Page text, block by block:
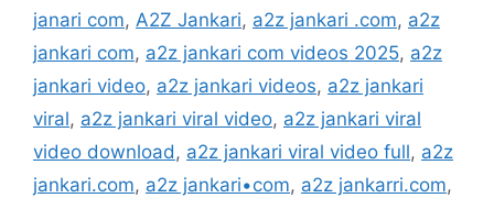
janari com, A2Z Jankari, a2z jankari .com, a2z
jankari com, a2z jankari com videos 2025, a2z
jankari video, a2z jankari videos, a2z jankari
viral, a2z jankari viral video, a2z jankari viral
video download, a2z jankari viral video full, a2z
jankari.com, a2z jankari•com, a2z jankarri.com,